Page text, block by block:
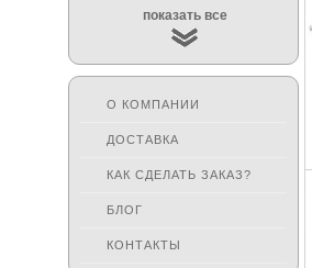
показать все
О КОМПАНИИ
ДОСТАВКА
КАК СДЕЛАТЬ ЗАКАЗ?
БЛОГ
КОНТАКТЫ